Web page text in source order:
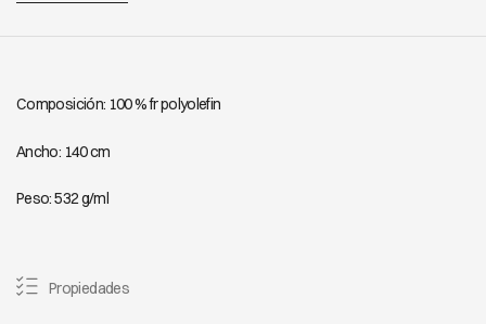
Composición: 100 % fr polyolefin
Ancho: 140 cm
Peso: 532 g/ml
Propiedades